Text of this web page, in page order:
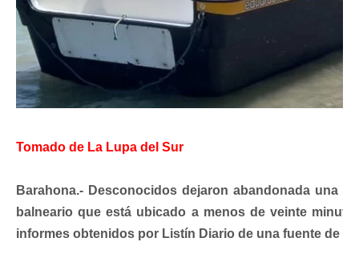
Tomado de La Lupa del Sur
Barahona.- Desconocidos dejaron abandonada una
balneario que está ubicado a menos de veinte
informes obtenidos por Listín Diario de una fuente de